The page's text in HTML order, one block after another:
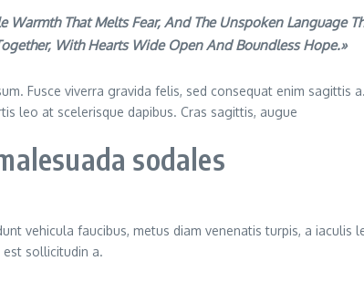
That Melts Fear, And The Unspoken Language
With Hearts Wide Open And Boundless Hope.»
Fusce viverra gravida felis, sed consequat enim sagittis
leo at scelerisque dapibus. Cras sagittis, augue
sodales
vehicula faucibus, metus diam venenatis turpis, a iaculis
est sollicitudin a.